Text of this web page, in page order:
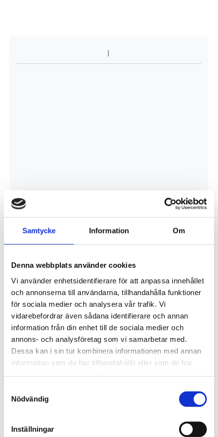
Samtycke Information Om
Denna webbplats använder cookies
Vi använder enhetsidentifierare för att anpassa innehållet
och annonserna till användarna, tillhandahålla funktioner
för sociala medier och analysera vår trafik. Vi
vidarebefordrar även sådana identifierare och annan
information från din enhet till de sociala medier och
annons- och analysföretag som vi samarbetar med.
Dessa kan i sin tur kombinera informationen med annan
information som du har tillhandahållit eller som de har
Nödvändig
Inställningar
Ladda ner produktblad
Produktinformation
Inåtgående Fönsterdörr, helglasad (par) med tilt-turn-
funktion, underhållsfritt med aluminiumbeklädnad.
Dubbla energiglas och ett U-värde på 1,1
Stomme
Fingerskarvad
kvistfri impregnerad fura
3-glas dubbel energi + argon